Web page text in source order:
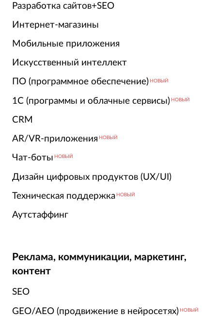
Разработка сайтов+SEO
Интернет-магазины
Мобильные приложения
Искусственный интеллект
ПО (программное обеспечение) НОВЫЙ
1С (программы и облачные сервисы) НОВЫЙ
CRM
AR/VR-приложения НОВЫЙ
Чат-боты НОВЫЙ
Дизайн цифровых продуктов (UX/UI)
Техническая поддержка НОВЫЙ
Аутстаффинг
Реклама, коммуникации, маркетинг,
контент
SEO
GEO/AEO (продвижение в нейросетях) НОВЫЙ